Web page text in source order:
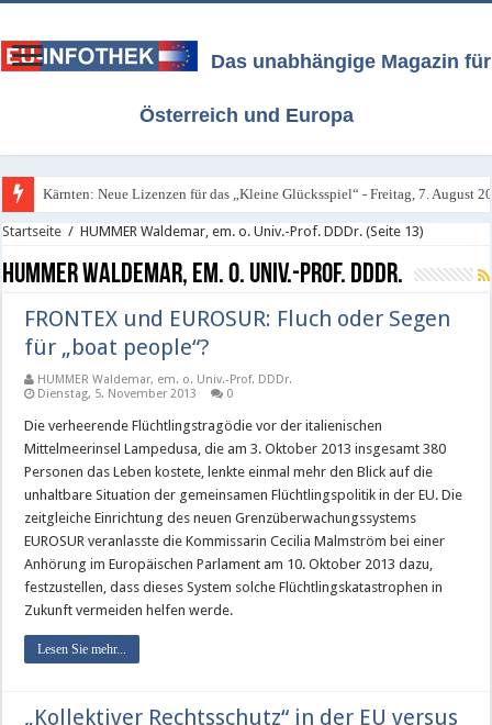
Das unabhängige Magazin für
Österreich und Europa
Kärnten: Neue Lizenzen für das „Kleine Glücksspiel“ - Freitag, 7. August
Startseite / HUMMER Waldemar, em. o. Univ.-Prof. DDDr. (Seite 13)
HUMMER Waldemar, em. o. Univ.-Prof. DDDr.
FRONTEX und EUROSUR: Fluch oder Segen
für „boat people“?
HUMMER Waldemar, em. o. Univ.-Prof. DDDr.
Dienstag, 5. November 2013
0
Die verheerende Flüchtlingstragödie vor der italienischen
Mittelmeerinsel Lampedusa, die am 3. Oktober 2013 insgesamt 380
Personen das Leben kostete, lenkte einmal mehr den Blick auf die
unhaltbare Situation der gemeinsamen Flüchtlingspolitik in der EU. Die
zeitgleiche Einrichtung des neuen Grenzüberwachungssystems
EUROSUR veranlasste die Kommissarin Cecilia Malmström bei einer
Anhörung im Europäischen Parlament am 10. Oktober 2013 dazu,
festzustellen, dass dieses System solche Flüchtlingskatastrophen in
Zukunft vermeiden helfen werde.
Lesen Sie mehr...
„Kollektiver Rechtsschutz“ in der EU versus